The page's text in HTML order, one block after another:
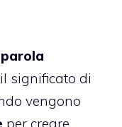
significato di
vengono